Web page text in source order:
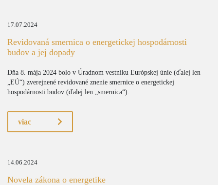
17.07.2024
Revidovaná smernica o energetickej hospodárnosti
budov a jej dopady
Dňa 8. mája 2024 bolo v Úradnom vestníku Európskej únie (ďalej len
„EÚ“) zverejnené revidované znenie smernice o energetickej
hospodárnosti budov (ďalej len „smernica“).
viac
14.06.2024
Novela zákona o energetike